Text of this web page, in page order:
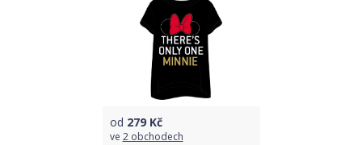
od 279Kč
ve 2 obchodech